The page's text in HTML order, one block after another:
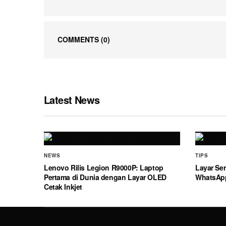
COMMENTS (0)
Latest News
NEWS
Lenovo Rilis Legion R9000P: Laptop
Pertama di Dunia dengan Layar OLED
Cetak Inkjet
TIPS
Layar